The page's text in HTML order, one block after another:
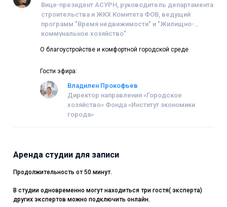
Вице-президент АСУРН, руководитель департамента
строительства и ЖКХ Комитета ФОВ, ведущий
программ "Время недвижимости" и "Жилищно-
коммунальное хозяйство"
О благоустройстве и комфортной городской среде
Гости эфира:
Владилен Прокофьев
Директор направления «Городское
хозяйство» Фонда «Институт экономики
города»
Аренда студии для записи
Продолжительность от 50 минут.
В студии одновременно могут находиться три гостя( эксперта)
других экспертов можно подключить онлайн.